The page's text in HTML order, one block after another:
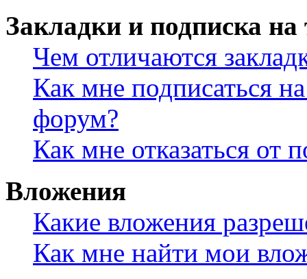
Закладки и подписка
Чем отличаются
Как мне подписаться
форум?
Как мне отказаться от
Вложения
Какие вложения
Как мне найти мои